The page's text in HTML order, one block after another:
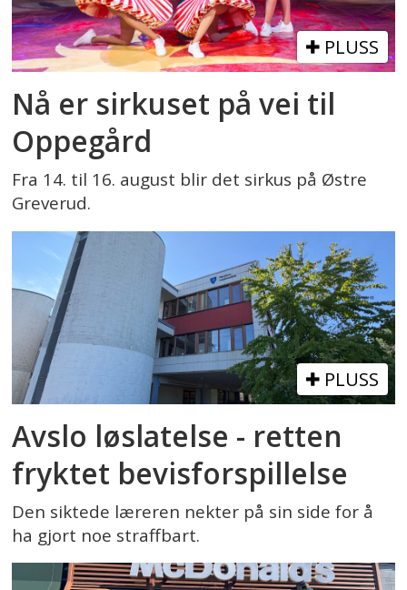
PLUSS
Nå er sirkuset på vei til
Oppegård
Fra 14. til 16. august blir det sirkus på Østre
Greverud.
PLUSS
Avslo løslatelse - retten
fryktet bevisforspillelse
Den siktede læreren nekter på sin side for å
ha gjort noe straffbart.